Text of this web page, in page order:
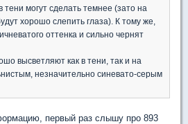
тени могут сделать темнее (зато на
хорошо слепить глаза). К тому же,
оттенка и сильно чернят
высветляют как в тени, так и на
незначительно синевато-серым
первый раз слышу про 893